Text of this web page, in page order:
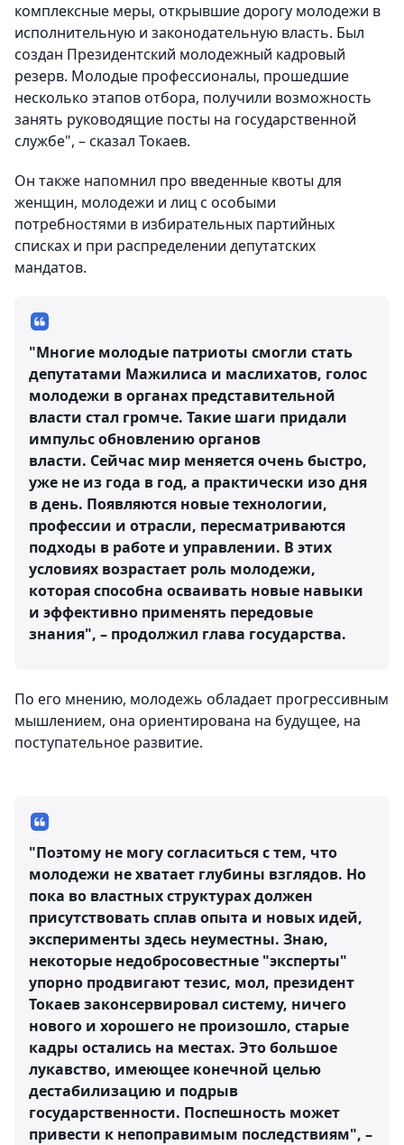
комплексные меры, открывшие дорогу молодежи в
исполнительную и законодательную власть. Был
создан Президентский молодежный кадровый
резерв. Молодые профессионалы, прошедшие
несколько этапов отбора, получили возможность
занять руководящие посты на государственной
службе", – сказал Токаев.
Он также напомнил про введенные квоты для
женщин, молодежи и лиц с особыми
потребностями в избирательных партийных
списках и при распределении депутатских
мандатов.
"Многие молодые патриоты смогли стать
депутатами Мажилиса и маслихатов, голос
молодежи в органах представительной
власти стал громче. Такие шаги придали
импульс обновлению органов
власти. Сейчас мир меняется очень быстро,
уже не из года в год, а практически изо дня
в день. Появляются новые технологии,
профессии и отрасли, пересматриваются
подходы в работе и управлении. В этих
условиях возрастает роль молодежи,
которая способна осваивать новые навыки
и эффективно применять передовые
знания", – продолжил глава государства.
По его мнению, молодежь обладает прогрессивным
мышлением, она ориентирована на будущее, на
поступательное развитие.
"Поэтому не могу согласиться с тем, что
молодежи не хватает глубины взглядов. Но
пока во властных структурах должен
присутствовать сплав опыта и новых идей,
эксперименты здесь неуместны. Знаю,
некоторые недобросовестные "эксперты"
упорно продвигают тезис, мол, президент
Токаев законсервировал систему, ничего
нового и хорошего не произошло, старые
кадры остались на местах. Это большое
лукавство, имеющее конечной целью
дестабилизацию и подрыв
государственности. Поспешность может
привести к непоправимым последствиям", –